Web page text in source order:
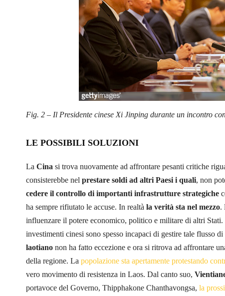
Fig. 2 – Il Presidente cinese Xi Jinping durante un incontro
LE POSSIBILI SOLUZIONI
La Cina si trova nuovamente ad affrontare pesanti critiche
consisterebbe nel prestare soldi ad altri Paesi i quali, non
cedere il controllo di importanti infrastrutture strategiche
ha sempre rifiutato le accuse. In realtà la verità sta nel mezzo.
influenzare il potere economico, politico e militare di altri
investimenti cinesi sono spesso incapaci di gestire tale flusso
laotiano non ha fatto eccezione e ora si ritrova ad affrontare
della regione. La popolazione sta apertamente protestando
vero movimento di resistenza in Laos. Dal canto suo,
portavoce del Governo, Thipphakone Chanthavongsa, la